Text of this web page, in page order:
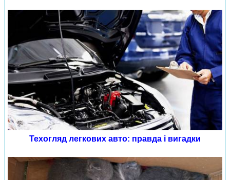
Техогляд легкових авто: правда і вигадки